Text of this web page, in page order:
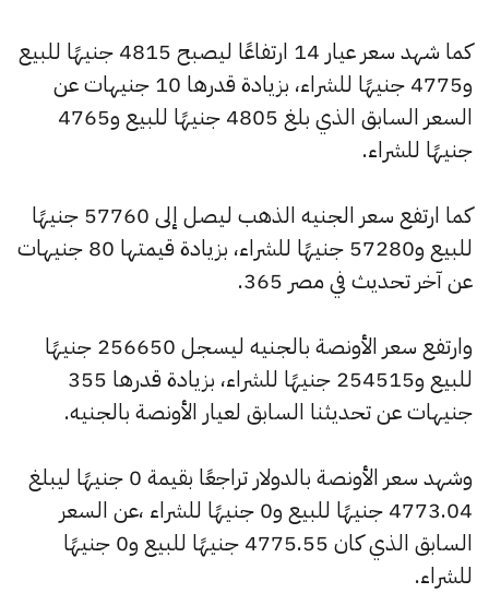
كما شهد سعر عيار 14 ارتفاعًا ليصبح 4815 جنيهًا للبيع
و4775 جنيهًا للشراء، بزيادة قدرها 10 جنيهات عن
السعر السابق الذي بلغ 4805 جنيهًا للبيع و4765
جنيهًا للشراء.
كما ارتفع سعر الجنيه الذهب ليصل إلى 57760 جنيهًا
للبيع و57280 جنيهًا للشراء، بزيادة قيمتها 80 جنيهات
عن آخر تحديث في مصر 365.
وارتفع سعر الأونصة بالجنيه ليسجل 256650 جنيهًا
للبيع و254515 جنيهًا للشراء، بزيادة قدرها 355
جنيهات عن تحديثنا السابق لعيار الأونصة بالجنيه.
وشهد سعر الأونصة بالدولار تراجعًا بقيمة 0 جنيهًا ليبلغ
4773.04 جنيهًا للبيع و0 جنيهًا للشراء ،عن السعر
السابق الذي كان 4775.55 جنيهًا للبيع و0 جنيهًا
للشراء.